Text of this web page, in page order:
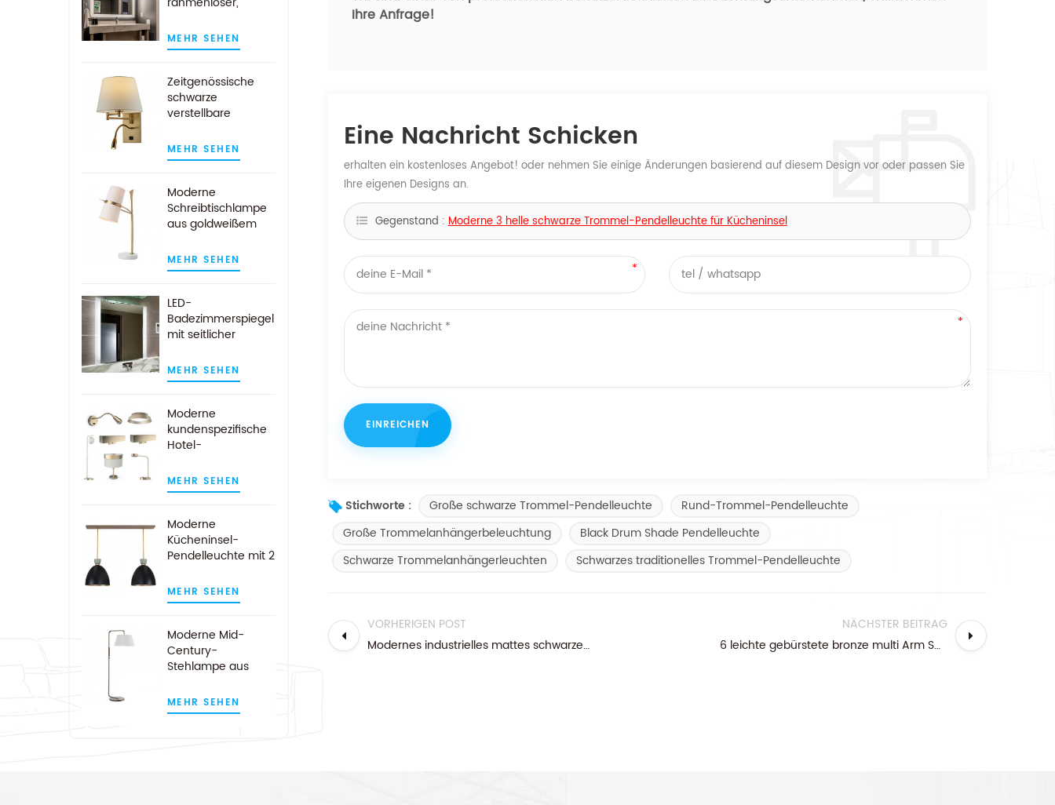
LED-beleuchteter
Badezimmerspiegel
MEHR SEHEN
Zeitgenössische
schwarze
verstellbare
LED-Leselicht
MEHR SEHEN
Moderne
Schreibtischlampe
aus goldweißem
weißem Stoffschirm
MEHR SEHEN
LED-
Badezimmerspiegel
mit seitlicher
Wandmontage im
Hotel
MEHR SEHEN
Moderne
kundenspezifische
Hotel-
Lampen aus
gebürstetem Gold
MEHR SEHEN
Moderne
Kücheninsel-
Pendelleuchte mit 2
in Schwarz und
Gold
MEHR SEHEN
Moderne Mid-
Century-
Stehlampe aus
MEHR SEHEN
Ihre Anfrage!
Eine Nachricht Schicken
erhalten ein kostenloses Angebot! oder nehmen Sie einige Änderungen basierend auf diesem Design vor oder passen Sie
Ihre eigenen Designs an.
Gegenstand :Moderne 3 helle schwarze Trommel-Pendelleuchte für Kücheninsel
Stichworte : Große schwarze Trommel-Pendelleuchte
Rund-Trommel-Pendelleuchte
Große Trommelanhängerbeleuchtung
Black Drum Shade Pendelleuchte
Schwarze Trommelanhängerleuchten
Schwarzes traditionelles Trommel-Pendelleuchte
VORHERIGEN POST
Modernes industrielles mattes schwarzes Metall-Anhängerlicht über Kücheninsel
NÄCHSTER BEITRAG
6 leichte gebürstete bronze multi Arm Sputnik Kronleuchter Pendelleuchte